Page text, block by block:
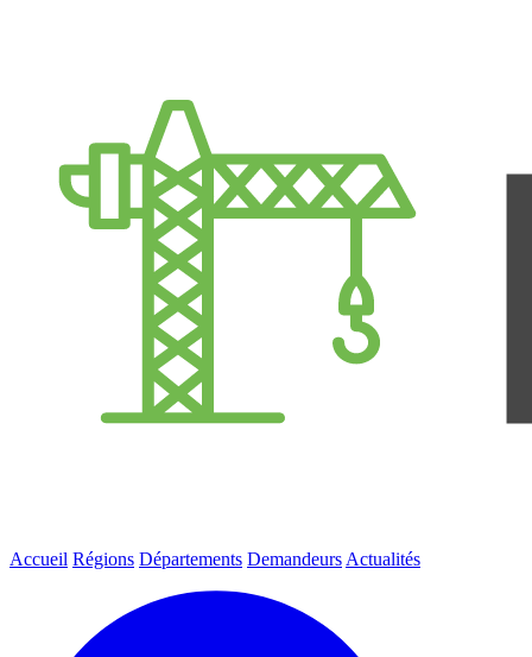
Accueil Régions Départements Demandeurs Actualités